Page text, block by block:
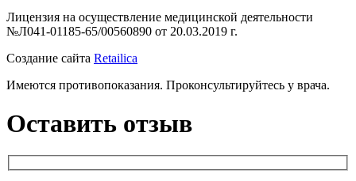
Лицензия на осуществление медицинской деятельности
№Л041-01185-65/00560890 от 20.03.2019 г.
Создание сайта Retailica
Имеются противопоказания. Проконсультируйтесь у врача.
Оставить отзыв